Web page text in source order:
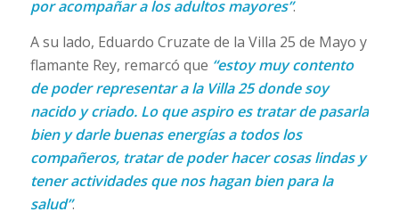
por acompañar a los adultos mayores”.
A su lado, Eduardo Cruzate de la Villa 25 de Mayo y
flamante Rey, remarcó que “estoy muy contento
de poder representar a la Villa 25 donde soy
nacido y criado. Lo que aspiro es tratar de pasarla
bien y darle buenas energías a todos los
compañeros, tratar de poder hacer cosas lindas y
tener actividades que nos hagan bien para la
salud”.